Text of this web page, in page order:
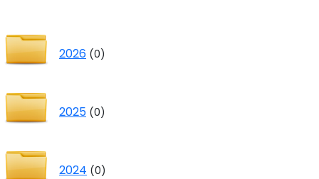
2026 (0)
2025 (0)
2024 (0)